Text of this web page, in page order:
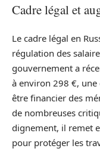
Cadre légal et
Le cadre légal en
régulation des
gouvernement a
à environ 298 €,
être financier des
de nombreuses
dignement, il remet
pour protéger les